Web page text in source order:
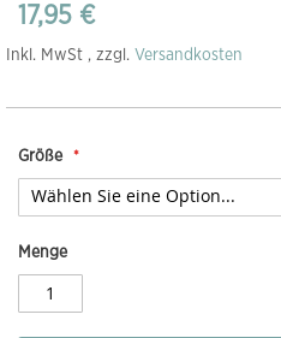
17,95 €
Inkl. MwSt , zzgl. Versandkosten
Größe
Menge